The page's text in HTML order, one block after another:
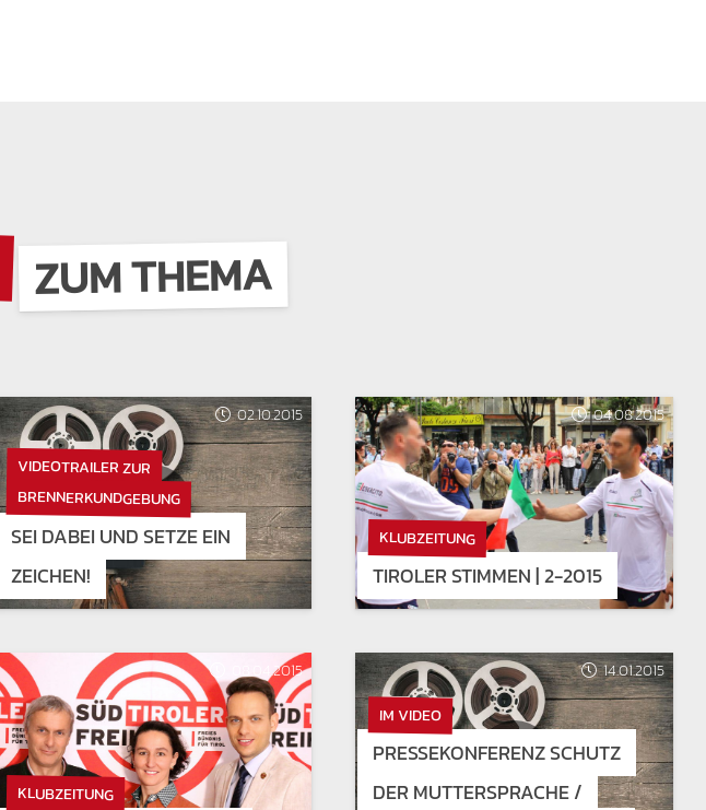
ZUM THEMA
02.10.2015
VIDEOTRAILER ZUR
BRENNERKUNDGEBUNG
SEI DABEI UND SETZE EIN
ZEICHEN!
04.08.2015
KLUBZEITUNG
TIROLER STIMMEN | 2-2015
08.04.2015
KLUBZEITUNG
14.01.2015
IM VIDEO
PRESSEKONFERENZ SCHUTZ
DER MUTTERSPRACHE /